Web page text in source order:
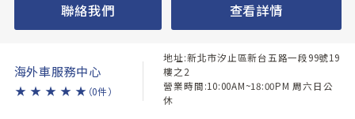
聯絡我們 查看詳情
海外車服務中心
★ ★ ★ ★ ★ （0件）
地址:新北市汐止區新台五路一段99號19
樓之2
營業時間:10:00AM~18:00PM 周六日公
休